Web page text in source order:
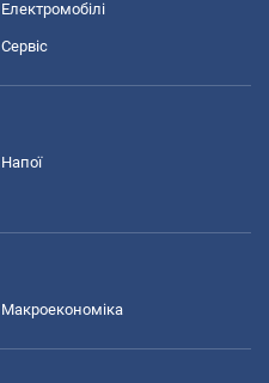
Електромобілі
Сервіс
Напої
Макроекономіка